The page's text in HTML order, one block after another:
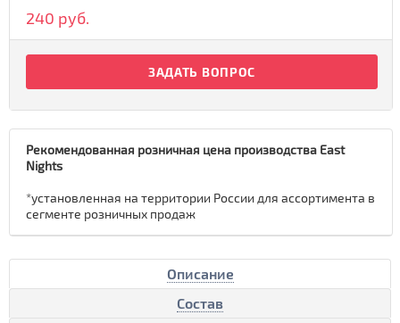
240 руб.
ЗАДАТЬ ВОПРОС
Рекомендованная розничная цена производства East
Nights
*установленная на территории России для ассортимента в
сегменте розничных продаж
Описание
Состав